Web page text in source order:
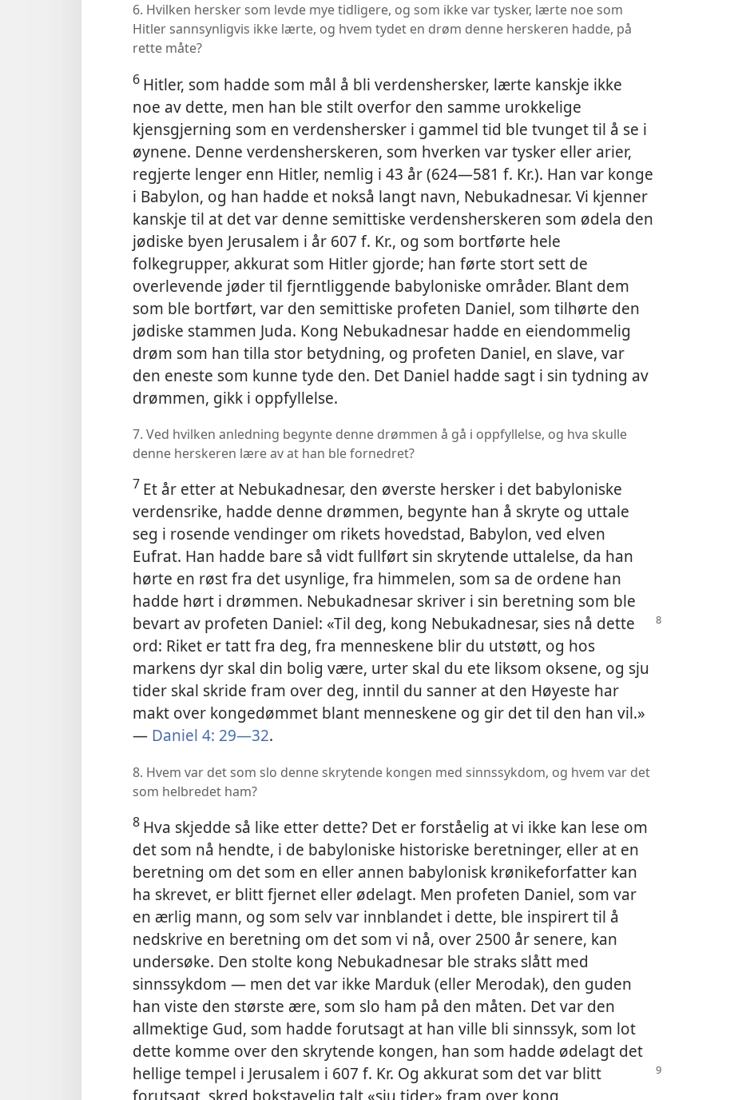
6. Hvilken hersker som levde mye tidligere, og som ikke var tysker, lærte noe som
Hitler sannsynligvis ikke lærte, og hvem tydet en drøm denne herskeren hadde, på
rette måte?
6 Hitler, som hadde som mål å bli verdenshersker, lærte kanskje ikke
noe av dette, men han ble stilt overfor den samme urokkelige
kjensgjerning som en verdenshersker i gammel tid ble tvunget til å se i
øynene. Denne verdensherskeren, som hverken var tysker eller arier,
regjerte lenger enn Hitler, nemlig i 43 år (624—581 f. Kr.). Han var konge
i Babylon, og han hadde et nokså langt navn, Nebukadnesar. Vi kjenner
kanskje til at det var denne semittiske verdensherskeren som ødela den
jødiske byen Jerusalem i år 607 f. Kr., og som bortførte hele
folkegrupper, akkurat som Hitler gjorde; han førte stort sett de
overlevende jøder til fjerntliggende babyloniske områder. Blant dem
som ble bortført, var den semittiske profeten Daniel, som tilhørte den
jødiske stammen Juda. Kong Nebukadnesar hadde en eiendommelig
drøm som han tilla stor betydning, og profeten Daniel, en slave, var
den eneste som kunne tyde den. Det Daniel hadde sagt i sin tydning av
drømmen, gikk i oppfyllelse.
7. Ved hvilken anledning begynte denne drømmen å gå i oppfyllelse, og hva skulle
denne herskeren lære av at han ble fornedret?
7 Et år etter at Nebukadnesar, den øverste hersker i det babyloniske
verdensrike, hadde denne drømmen, begynte han å skryte og uttale
seg i rosende vendinger om rikets hovedstad, Babylon, ved elven
Eufrat. Han hadde bare så vidt fullført sin skrytende uttalelse, da han
hørte en røst fra det usynlige, fra himmelen, som sa de ordene han
hadde hørt i drømmen. Nebukadnesar skriver i sin beretning som ble
bevart av profeten Daniel: «Til deg, kong Nebukadnesar, sies nå dette
ord: Riket er tatt fra deg, fra menneskene blir du utstøtt, og hos
markens dyr skal din bolig være, urter skal du ete liksom oksene, og sju
tider skal skride fram over deg, inntil du sanner at den Høyeste har
makt over kongedømmet blant menneskene og gir det til den han vil.»
— Daniel 4: 29—32.
8. Hvem var det som slo denne skrytende kongen med sinnssykdom, og hvem var det
som helbredet ham?
8 Hva skjedde så like etter dette? Det er forståelig at vi ikke kan lese om
det som nå hendte, i de babyloniske historiske beretninger, eller at en
beretning om det som en eller annen babylonisk krønikeforfatter kan
ha skrevet, er blitt fjernet eller ødelagt. Men profeten Daniel, som var
en ærlig mann, og som selv var innblandet i dette, ble inspirert til å
nedskrive en beretning om det som vi nå, over 2500 år senere, kan
undersøke. Den stolte kong Nebukadnesar ble straks slått med
sinnssykdom — men det var ikke Marduk (eller Merodak), den guden
han viste den største ære, som slo ham på den måten. Det var den
allmektige Gud, som hadde forutsagt at han ville bli sinnssyk, som lot
dette komme over den skrytende kongen, han som hadde ødelagt det
hellige tempel i Jerusalem i 607 f. Kr. Og akkurat som det var blitt
forutsagt, skred bokstavelig talt «sju tider» fram over kong